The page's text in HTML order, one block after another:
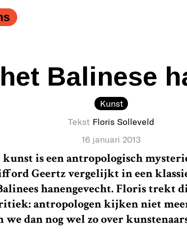
Balinese
Kunst
Tekst Floris Solleveld
16 januari 2013
kunst is een antropologisch
Geertz vergelijkt in een
hanengevecht. Floris trekt
antropologen kijken niet
dan nog wel zo over